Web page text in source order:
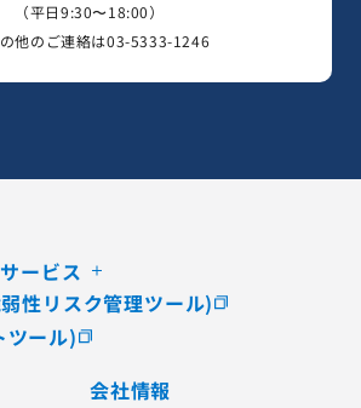
（平日9:30〜18:00）
他のご連絡は03-5333-1246
ービス
性リスク管理ツール)
ツール)
会社情報